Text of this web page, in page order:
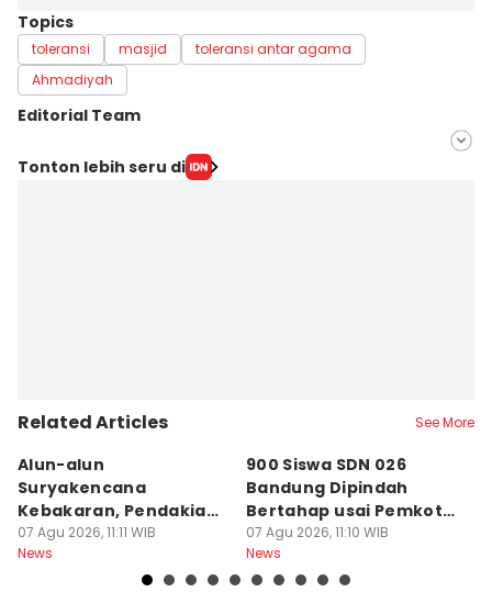
Topics
toleransi masjid
toleransi antar agama
Ahmadiyah
Editorial Team
Editor
Tonton lebih seru di
Related Articles See More
Alun-alun
Suryakencana
Kebakaran, Pendakian
Gunung Gede Ditutup!
07 Agu 2026, 11:11 WIB
News
900 Siswa SDN 026
Bandung Dipindah
Bertahap usai Pemkot
Kalah Sengketa
07 Agu 2026, 11:10 WIB
News